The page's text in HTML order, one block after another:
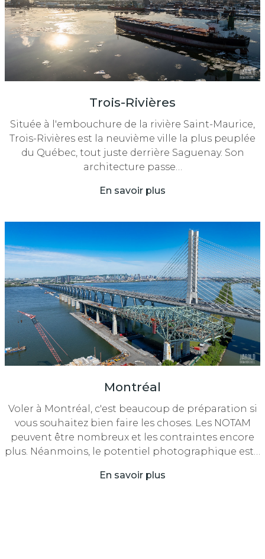
Trois-Rivières
Située à l'embouchure de la rivière Saint-Maurice,
Trois-Rivières est la neuvième ville la plus peuplée
du Québec, tout juste derrière Saguenay. Son
architecture passe…
En savoir plus
Montréal
Voler à Montréal, c'est beaucoup de préparation si
vous souhaitez bien faire les choses. Les NOTAM
peuvent être nombreux et les contraintes encore
plus. Néanmoins, le potentiel photographique est…
En savoir plus